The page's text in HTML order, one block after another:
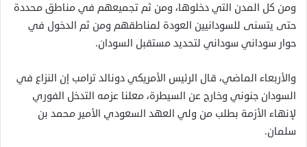
ومن كل المدن التي دخلوها، ومن ثم تجميعهم في مناطق محددة
حتى يتسنى للسودانيين العودة لمناطقهم ومن ثم الدخول في
حوار سوداني سوداني لتحديد مستقبل السودان.
والأربعاء الماضي، قال الرئيس الأمريكي دونالد ترامب إن النزاع في
السودان جنوني وخارج عن السيطرة، معلنا عزمه التدخل الفوري
لإنهاء الأزمة بطلب من ولي العهد السعودي الأمير محمد بن
سلمان.